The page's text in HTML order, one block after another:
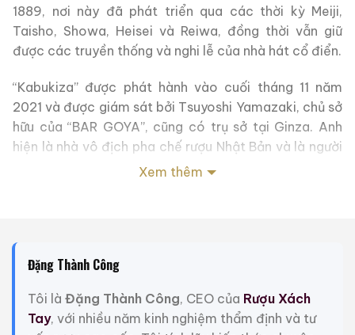
1889, nơi này đã phát triển qua các thời kỳ Meiji,
Taisho, Showa, Heisei và Reiwa, đồng thời vẫn giữ
được các truyền thống và nghi lễ của nhà hát cổ điển.
“Kabukiza” được phát hành vào cuối tháng 11 năm
2021 và được giám sát bởi Tsuyoshi Yamazaki, chủ sở
hữu của “BAR GOYA”, cũng có trụ sở tại Ginza. Anh
hiện là nhà vô địch pha chế rượu Nhật Bản và là người
Nhật Bản duy nhất giành được hai giải vô địch rượu
Venenciador năm 2008.
những người hâm mộ whisky Nagahama mà cả những
người hâm mộ Kabuki, nghệ thuật biểu diễn truyền
Xem thêm
Đặng Thành Công
Tôi là Đặng Thành Công, CEO của Rượu Xách
Tay, với nhiều năm kinh nghiệm thẩm định và tư